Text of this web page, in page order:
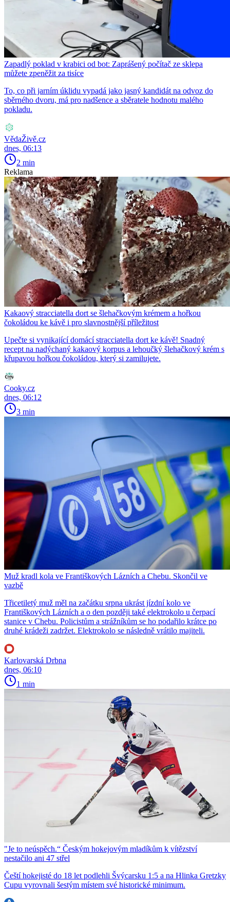
Zapadlý poklad v krabici od bot: Zaprášený počítač ze sklepa
můžete zpeněžit za tisíce
To, co při jarním úklidu vypadá jako jasný kandidát na odvoz do
sběrného dvoru, má pro nadšence a sběratele hodnotu malého
pokladu.
VědaŽivě.cz
dnes, 06:13
2 min
Reklama
Kakaový stracciatella dort se šlehačkovým krémem a hořkou
čokoládou ke kávě i pro slavnostnější příležitost
Upečte si vynikající domácí stracciatella dort ke kávě! Snadný
recept na nadýchaný kakaový korpus a lehoučký šlehačkový krém s
křupavou hořkou čokoládou, který si zamilujete.
Cooky.cz
dnes, 06:12
3 min
Muž kradl kola ve Františkových Lázních a Chebu. Skončil ve
vazbě
Třicetiletý muž měl na začátku srpna ukrást jízdní kolo ve
Františkových Lázních a o den později také elektrokolo u čerpací
stanice v Chebu. Policistům a strážníkům se ho podařilo krátce po
druhé krádeži zadržet. Elektrokolo se následně vrátilo majiteli.
Karlovarská Drbna
dnes, 06:10
1 min
"Je to neúspěch.“ Českým hokejovým mladíkům k vítězství
nestačilo ani 47 střel
Čeští hokejisté do 18 let podlehli Švýcarsku 1:5 a na Hlinka Gretzky
Cupu vyrovnali šestým místem své historické minimum.